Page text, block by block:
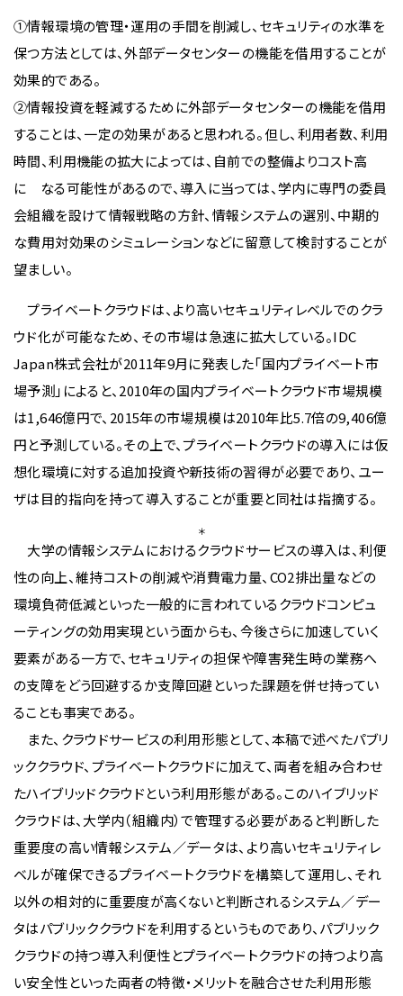
①情報環境の管理・運用の手間を削減し、セキュリティの水準を
保つ方法としては、外部データセンターの機能を借用することが
効果的である。
②情報投資を軽減するために外部データセンターの機能を借用
することは、一定の効果があると思われる。但し、利用者数、利用
時間、利用機能の拡大によっては、自前での整備よりコスト高
に なる可能性があるので、導入に当っては、学内に専門の委員
会組織を設けて情報戦略の方針、情報システムの選別、中期的
な費用対効果のシミュレーションなどに留意して検討することが
望ましい。
プライベートクラウドは、より高いセキュリティレベルでのクラ
ウド化が可能なため、その市場は急速に拡大している。IDC
Japan株式会社が2011年9月に発表した「国内プライベート市
場予測」によると、2010年の国内プライベートクラウド市場規模
は1,646億円で、2015年の市場規模は2010年比5.7倍の9,406億
円と予測している。その上で、プライベートクラウドの導入には仮
想化環境に対する追加投資や新技術の習得が必要であり、ユー
ザは目的指向を持って導入することが重要と同社は指摘する。
＊
大学の情報システムにおけるクラウドサービスの導入は、利便
性の向上、維持コストの削減や消費電力量、CO2排出量などの
環境負荷低減といった一般的に言われているクラウドコンピュ
ーティングの効用実現という面からも、今後さらに加速していく
要素がある一方で、セキュリティの担保や障害発生時の業務へ
の支障をどう回避するか支障回避といった課題を併せ持ってい
ることも事実である。
また、クラウドサービスの利用形態として、本稿で述べたパブリ
ッククラウド、プライベートクラウドに加えて、両者を組み合わせ
たハイブリッドクラウドという利用形態がある。このハイブリッド
クラウドは、大学内（組織内）で管理する必要があると判断した
重要度の高い情報システム／データは、より高いセキュリティレ
ベルが確保できるプライベートクラウドを構築して運用し、それ
以外の相対的に重要度が高くないと判断されるシステム／デー
タはパブリッククラウドを利用するというものであり、パブリック
クラウドの持つ導入利便性とプライベートクラウドの持つより高
い安全性といった両者の特徴・メリットを融合させた利用形態